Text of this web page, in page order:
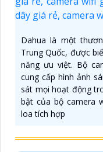
Dahua là một
Trung Quốc, được
năng ưu việt. Bộ
cung cấp hình ảnh
sát mọi hoạt động
bật của bộ camera
loa tích hợp